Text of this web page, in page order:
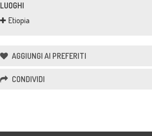
LUOGHI
Etiopia
AGGIUNGI AI PREFERITI
CONDIVIDI